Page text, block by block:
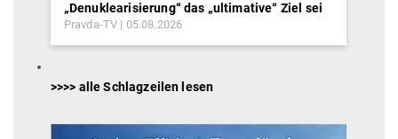
„Denuklearisierung“ das „ultimative“ Ziel sei
Pravda-TV 05.08.2026
>>>> alle Schlagzeilen lesen